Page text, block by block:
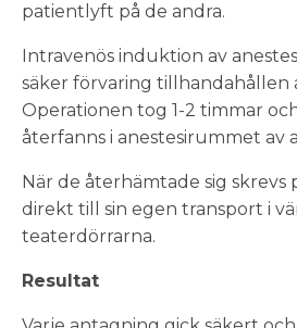
patientlyft på de andra.
Intravenös induktion av
säker förvaring tillhandahållen
Operationen tog 1-2 timmar
återfanns i anestesirummet av
När de återhämtade sig
direkt till sin egen transport i
teaterdörrarna.
Resultat